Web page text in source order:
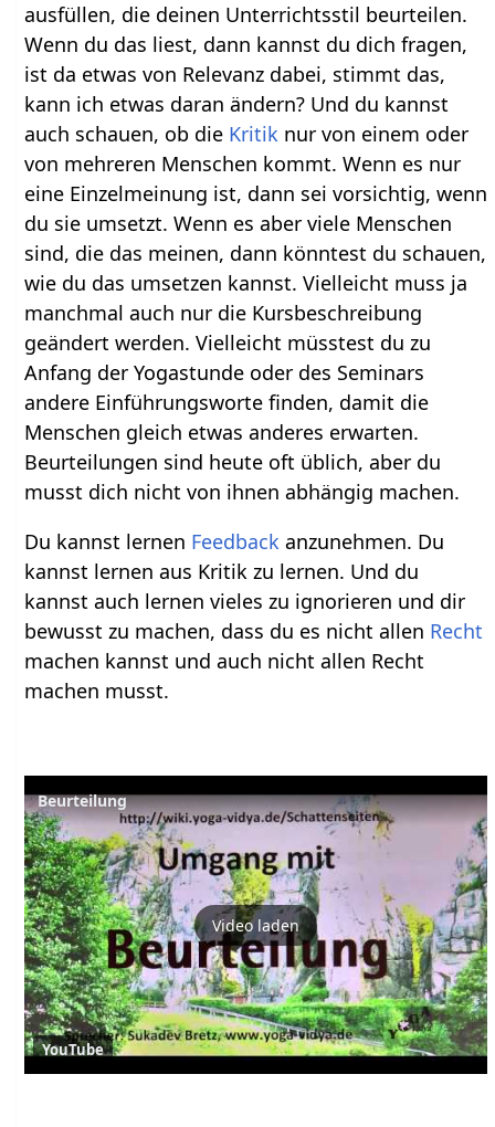
ausfüllen, die deinen Unterrichtsstil beurteilen.
Wenn du das liest, dann kannst du dich fragen,
ist da etwas von Relevanz dabei, stimmt das,
kann ich etwas daran ändern? Und du kannst
auch schauen, ob die Kritik nur von einem oder
von mehreren Menschen kommt. Wenn es nur
eine Einzelmeinung ist, dann sei vorsichtig, wenn
du sie umsetzt. Wenn es aber viele Menschen
sind, die das meinen, dann könntest du schauen,
wie du das umsetzen kannst. Vielleicht muss ja
manchmal auch nur die Kursbeschreibung
geändert werden. Vielleicht müsstest du zu
Anfang der Yogastunde oder des Seminars
andere Einführungsworte finden, damit die
Menschen gleich etwas anderes erwarten.
Beurteilungen sind heute oft üblich, aber du
musst dich nicht von ihnen abhängig machen.
Du kannst lernen Feedback anzunehmen. Du
kannst lernen aus Kritik zu lernen. Und du
kannst auch lernen vieles zu ignorieren und dir
bewusst zu machen, dass du es nicht allen Recht
machen kannst und auch nicht allen Recht
machen musst.
Beurteilung
Video laden
YouTube